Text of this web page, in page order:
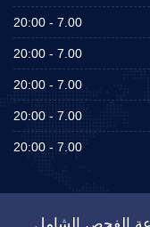
7.00 - 20:00
7.00 - 20:00
7.00 - 20:00
7.00 - 20:00
7.00 - 20:00